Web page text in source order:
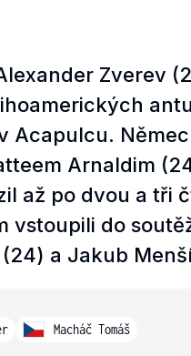
Zverev
Acapulcu.
Arnaldim
až po dvou a tři
vstoupili do
a Jakub
Macháč Tomáš